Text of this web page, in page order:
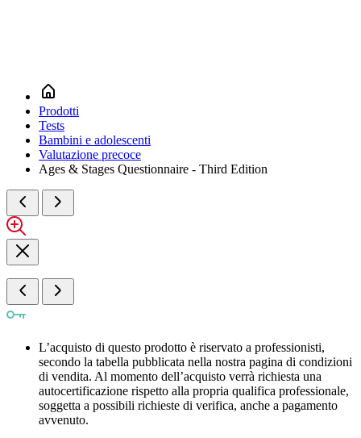
Prodotti
Tests
Bambini e adolescenti
Valutazione precoce
Ages & Stages Questionnaire - Third Edition
L’acquisto di questo prodotto è riservato a professionisti,
secondo la tabella pubblicata nella nostra pagina di condizioni
di vendita. Al momento dell’acquisto verrà richiesta una
autocertificazione rispetto alla propria qualifica professionale,
soggetta a possibili richieste di verifica, anche a pagamento
avvenuto.